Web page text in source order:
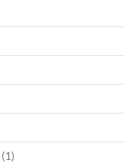
(1)